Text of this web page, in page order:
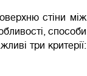
стіни між
способи
три критерії: